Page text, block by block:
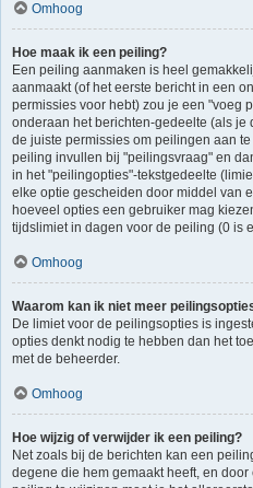
Omhoog
Hoe maak ik een peiling?
Een peiling aanmaken is heel
aanmaakt (of het eerste bericht in een
permissies voor hebt) zou je een "voeg
onderaan het berichten-gedeelte (als je
de juiste permissies om peilingen aan
peiling invullen bij "peilingsvraag" en
in het "peilingopties"-tekstgedeelte
elke optie gescheiden door middel van
hoeveel opties een gebruiker mag
tijdslimiet in dagen voor de peiling (0 is
Omhoog
Waarom kan ik niet meer
De limiet voor de peilingsopties is
opties denkt nodig te hebben dan het
met de beheerder.
Omhoog
Hoe wijzig of verwijder ik een peiling?
Net zoals bij de berichten kan een
degene die hem gemaakt heeft, en